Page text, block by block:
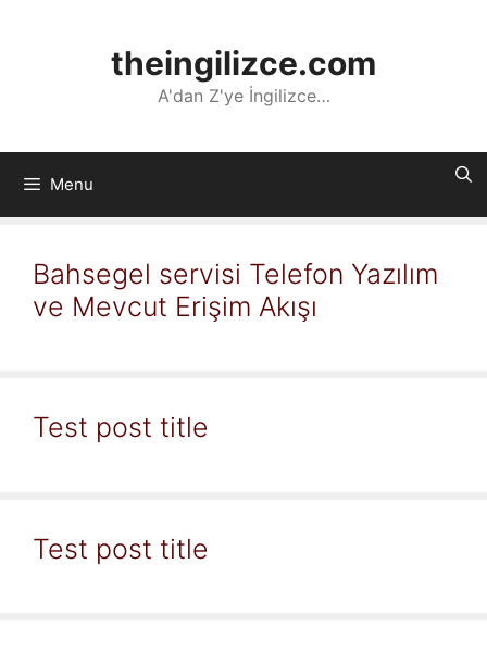
theingilizce.com
A'dan Z'ye İngilizce…
Menu
Bahsegel servisi Telefon Yazılım
ve Mevcut Erişim Akışı
Test post title
Test post title